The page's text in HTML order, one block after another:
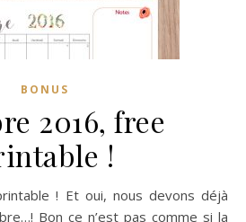
BONUS
2016, free
!
Bon ce n’est pas comme si la